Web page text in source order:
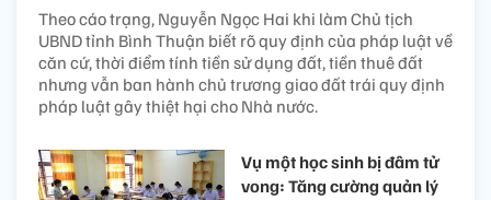
Theo cáo trạng, Nguyễn Ngọc Hai khi làm Chủ tịch
UBND tỉnh Bình Thuận biết rõ quy định của pháp luật về
căn cứ, thời điểm tính tiền sử dụng đất, tiền thuê đất
nhưng vẫn ban hành chủ trương giao đất trái quy định
pháp luật gây thiệt hại cho Nhà nước.
Vụ một học sinh bị đâm tử
vong: Tăng cường quản lý